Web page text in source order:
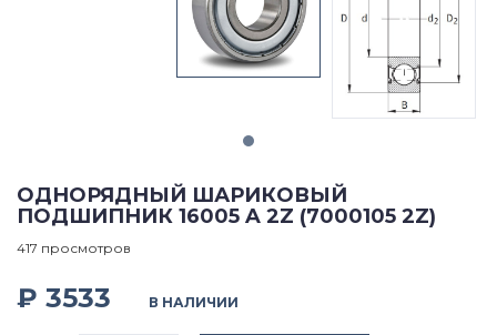
ОДНОРЯДНЫЙ ШАРИКОВЫЙ
ПОДШИПНИК 16005 A 2Z (7000105 2Z)
417 просмотров
₽ 3533 В НАЛИЧИИ